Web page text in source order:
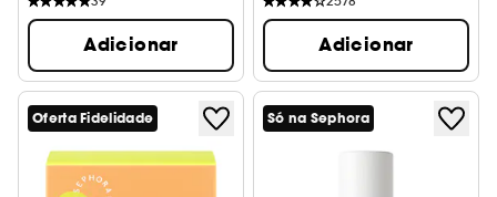
Adicionar Adicionar
Oferta Fidelidade Só na Sephora